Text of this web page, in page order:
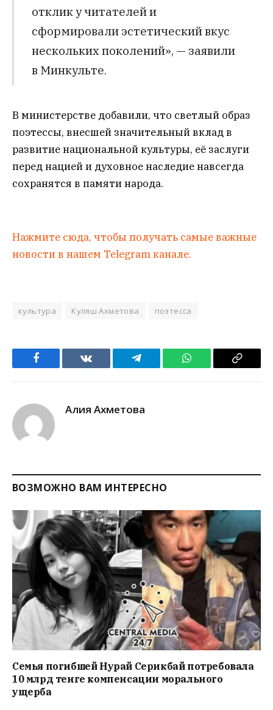
отклик у читателей и
сформировали эстетический вкус
нескольких поколений», — заявили
в Минкульте.
В министерстве добавили, что светлый образ
поэтессы, внесшей значительный вклад в
развитие национальной культуры, её заслуги
перед нацией и духовное наследие навсегда
сохранятся в памяти народа.
Нажмите сюда, чтобы получать самые важные
новости в нашем Telegram канале.
культура Куляш Ахметова поэтесса
Facebook VKontakteTelegram WhatsApp Copy
Алия Ахметова
ВОЗМОЖНО ВАМ ИНТЕРЕСНО
Семья погибшей Нурай Серикбай потребовала
10 млрд тенге компенсации морального
ущерба